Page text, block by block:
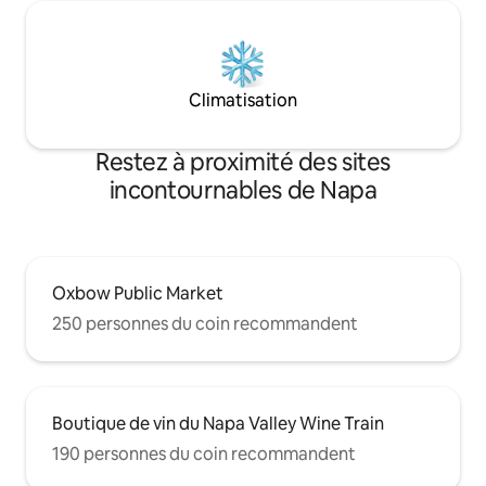
Climatisation
Restez à proximité des sites
incontournables de Napa
Oxbow Public Market
250 personnes du coin recommandent
Boutique de vin du Napa Valley Wine Train
190 personnes du coin recommandent